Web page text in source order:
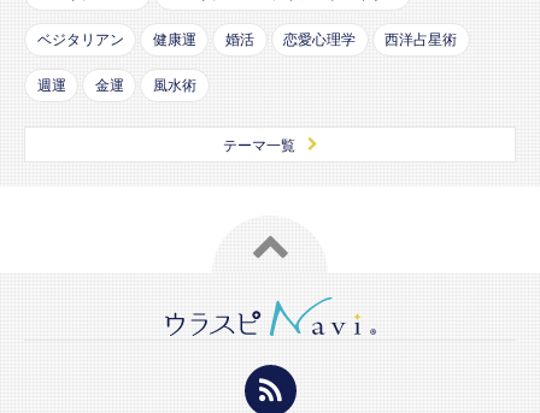
ベジタリアン 健康運 婚活 恋愛心理学 西洋占星術
週運 金運 風水術
テーマ一覧